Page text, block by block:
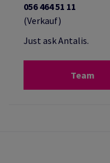
056 464 51 11
(Verkauf)
Just ask Antalis.
Team